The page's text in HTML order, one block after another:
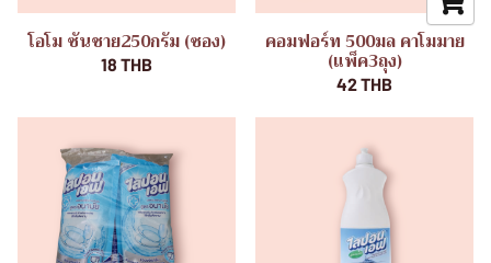
โอโม ซันชาย250กรัม (ซอง)
18 THB
คอมฟอร์ท 500มล คาโมมาย
(แพ็ค3ถุง)
42 THB